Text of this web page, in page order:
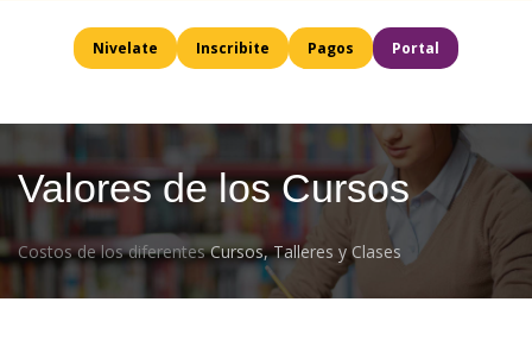
Nivelate Inscribite Pagos Portal
Valores de los Cursos
Costos de los diferentesCursos, Talleres y Clases